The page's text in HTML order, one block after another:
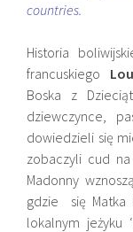
countries.
Historia
francuskiego
Boska z
dziewczynce,
dowiedzieli się
zobaczyli cud
Madonny
gdzie się Matka
lokalnym jeżyku